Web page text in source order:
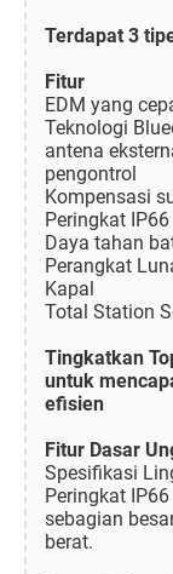
Terdapat 3
Fitur
EDM yang
Teknologi
antena
pengontrol
Kompensasi
Peringkat
Daya tahan
Perangkat
Kapal
Total Station
Tingkatkan
untuk
efisien
Fitur Dasar
Spesifikasi
Peringkat
sebagian
berat.